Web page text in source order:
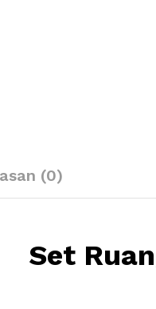
(0)
Set